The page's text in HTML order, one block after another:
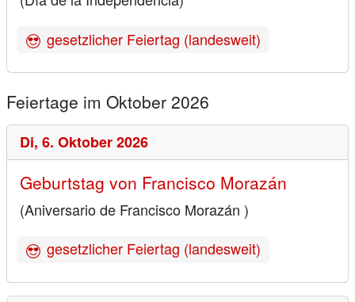
gesetzlicher Feiertag (landesweit)
Feiertage im Oktober 2026
Di, 6. Oktober 2026
Geburtstag von Francisco Morazán
(Aniversario de Francisco Morazán )
gesetzlicher Feiertag (landesweit)